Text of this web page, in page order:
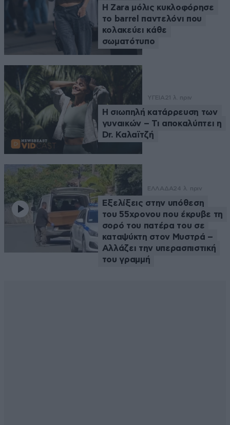
Η Zara μόλις κυκλοφόρησε
το barrel παντελόνι που
κολακεύει κάθε
σωματότυπο
ΥΓΕΙΑ21 λ. πριν
Η σιωπηλή κατάρρευση των
γυναικών – Τι αποκαλύπτει η
Dr. Καλαϊτζή
ΕΛΛΑΔΑ24 λ. πριν
Εξελίξεις στην υπόθεση
του 55χρονου που έκρυβε τη
σορό του πατέρα του σε
καταψύκτη στον Μυστρά –
Αλλάζει την υπερασπιστική
του γραμμή